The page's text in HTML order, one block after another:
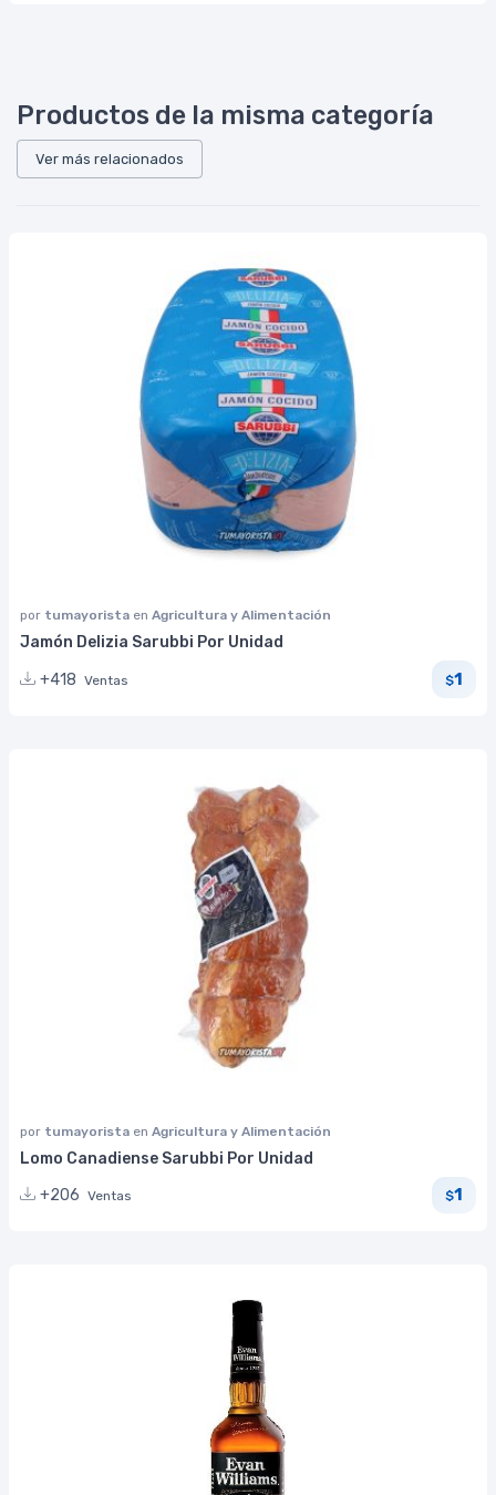
Productos de la misma categoría
Ver más relacionados
por tumayorista en Agricultura y Alimentación
Jamón Delizia Sarubbi Por Unidad
+418 Ventas $1
por tumayorista en Agricultura y Alimentación
Lomo Canadiense Sarubbi Por Unidad
+206 Ventas $1